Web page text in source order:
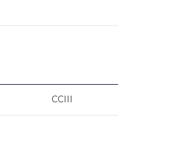
CCIII